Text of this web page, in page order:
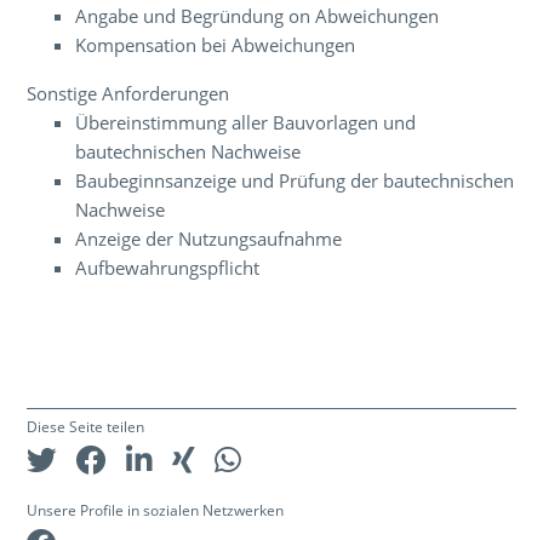
Angabe und Begründung on Abweichungen
Kompensation bei Abweichungen
Sonstige Anforderungen
Übereinstimmung aller Bauvorlagen und
bautechnischen Nachweise
Baubeginnsanzeige und Prüfung der bautechnischen
Nachweise
Anzeige der Nutzungsaufnahme
Aufbewahrungspflicht
Diese Seite teilen
Unsere Profile in sozialen Netzwerken